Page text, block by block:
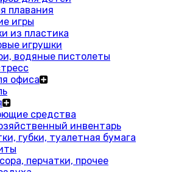
плавания
игры
из пластика
игрушки
водяные пистолеты
офиса
средства
инвентарь
губки, туалетная бумага
перчатки, прочее